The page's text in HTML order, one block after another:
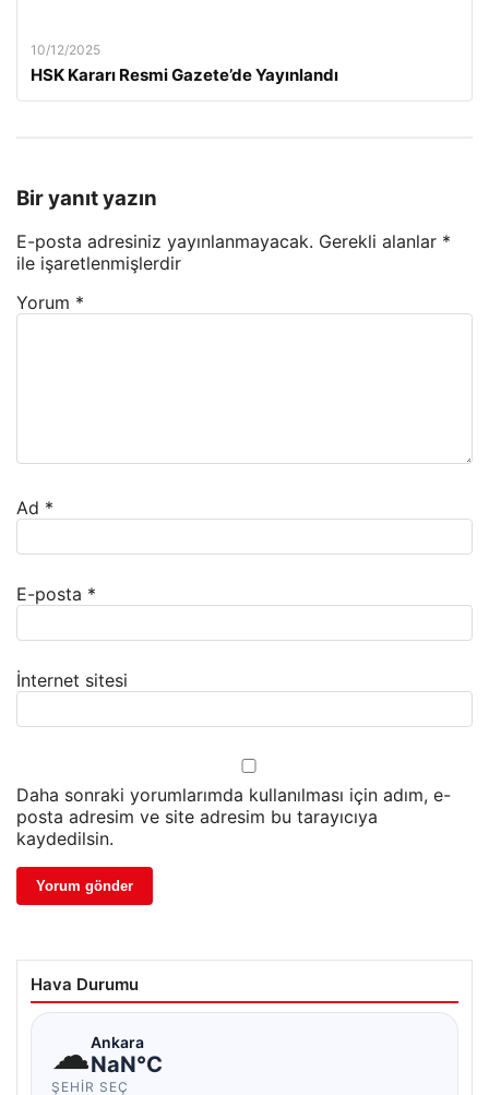
10/12/2025
HSK Kararı Resmi Gazete’de Yayınlandı
Bir yanıt yazın
E-posta adresiniz yayınlanmayacak. Gerekli alanlar *
ile işaretlenmişlerdir
Yorum *
Ad *
E-posta *
İnternet sitesi
Daha sonraki yorumlarımda kullanılması için adım, e-
posta adresim ve site adresim bu tarayıcıya
kaydedilsin.
Hava Durumu
☁Ankara
NaN°C
ŞEHIR SEÇ